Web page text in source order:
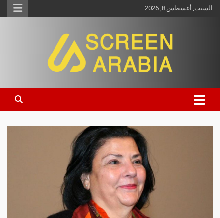
السبت, أغسطس 8, 2026
Screen Arabia